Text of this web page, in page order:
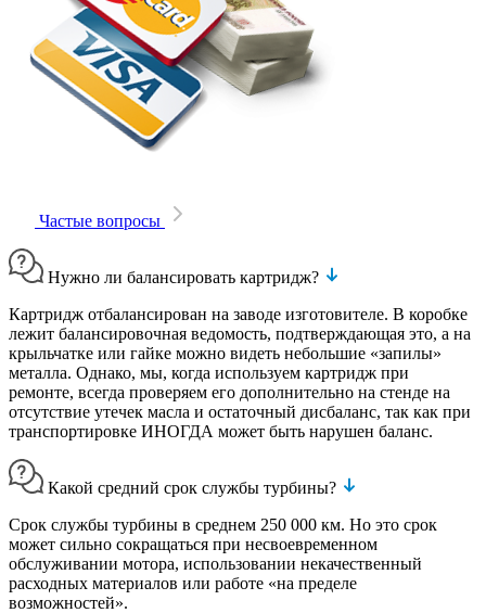
Частые вопросы
Нужно ли балансировать картридж?
Картридж отбалансирован на заводе изготовителе. В коробке
лежит балансировочная ведомость, подтверждающая это, а на
крыльчатке или гайке можно видеть небольшие «запилы»
металла. Однако, мы, когда используем картридж при
ремонте, всегда проверяем его дополнительно на стенде на
отсутствие утечек масла и остаточный дисбаланс, так как при
транспортировке ИНОГДА может быть нарушен баланс.
Какой средний срок службы турбины?
Срок службы турбины в среднем 250 000 км. Но это срок
может сильно сокращаться при несвоевременном
обслуживании мотора, использовании некачественный
расходных материалов или работе «на пределе
возможностей».